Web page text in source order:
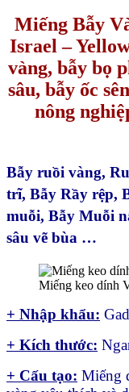
số
lượng
Miếng Bẫy
Israel –
vàng, bẫy bọ
sâu, bẫy ốc
nông
Bẫy ruồi vàng,
trĩ, Bẫy Rầy rệp,
muỗi, Bẫy Muỗi
sâu vẽ bùa …
Miếng keo dính
+ Nhập khẩu:
+ Kích thước:
+ Cấu tạo: Miếng